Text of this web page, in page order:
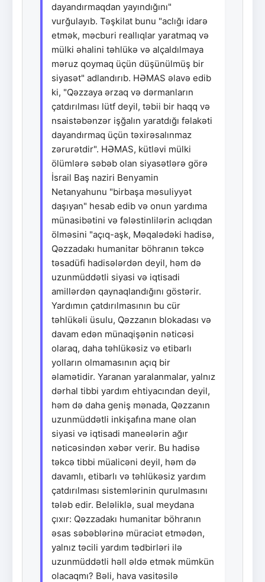
dayandırmaqdan yayındığını"
vurğulayıb. Təşkilat bunu "aclığı idarə
etmək, məcburi reallıqlar yaratmaq və
mülki əhalini təhlükə və alçaldılmaya
məruz qoymaq üçün düşünülmüş bir
siyasət" adlandırıb. HƏMAS əlavə edib
ki, "Qəzzaya ərzaq və dərmanların
çatdırılması lütf deyil, təbii bir haqq və
nsaistəbənzər işğalın yaratdığı fəlakəti
dayandırmaq üçün təxirəsalınmaz
zərurətdir". HƏMAS, kütləvi mülki
ölümlərə səbəb olan siyasətlərə görə
İsrail Baş naziri Benyamin
Netanyahunu "birbaşa məsuliyyət
daşıyan" hesab edib və onun yardıma
münasibətini və fələstinlilərin aclıqdan
ölməsini "açıq-aşk, Məqalədəki hadisə,
Qəzzadakı humanitar böhranın təkcə
təsadüfi hadisələrdən deyil, həm də
uzunmüddətli siyasi və iqtisadi
amillərdən qaynaqlandığını göstərir.
Yardımın çatdırılmasının bu cür
təhlükəli üsulu, Qəzzanın blokadası və
davam edən münaqişənin nəticəsi
olaraq, daha təhlükəsiz və etibarlı
yolların olmamasının açıq bir
əlamətidir. Yaranan yaralanmalar, yalnız
dərhal tibbi yardım ehtiyacından deyil,
həm də daha geniş mənada, Qəzzanın
uzunmüddətli inkişafına mane olan
siyasi və iqtisadi maneələrin ağır
nəticəsindən xəbər verir. Bu hadisə
təkcə tibbi müalicəni deyil, həm də
davamlı, etibarlı və təhlükəsiz yardım
çatdırılması sistemlərinin qurulmasını
tələb edir. Beləliklə, sual meydana
çıxır: Qəzzadakı humanitar böhranın
əsas səbəblərinə müraciət etmədən,
yalnız təcili yardım tədbirləri ilə
uzunmüddətli həll əldə etmək mümkün
olacaqmı? Bəli, hava vasitəsilə